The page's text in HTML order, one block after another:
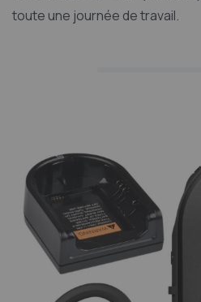
toute une journée de travail.